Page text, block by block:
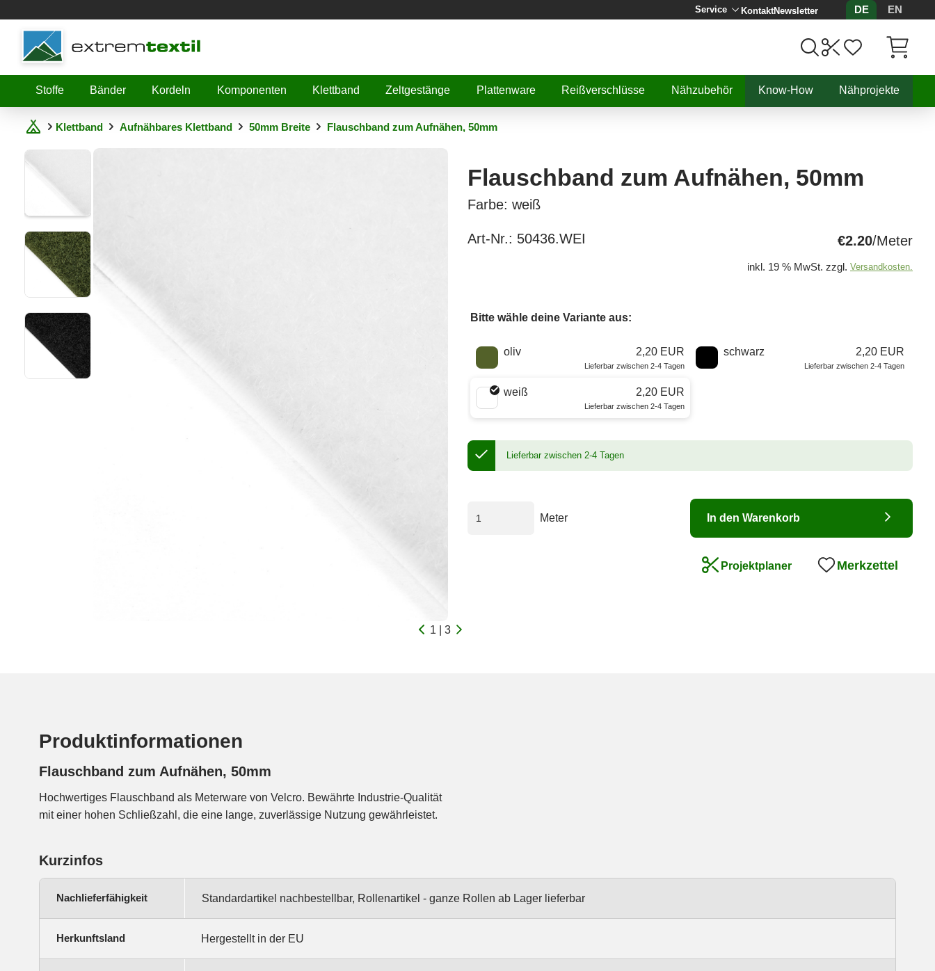
Service KontaktNewsletter DE
EN
Shopware
Stoffe
Bänder Kordeln Komponenten Klettband Zeltgestänge Plattenware Reißverschlüsse Nähzubehör Know-How Nähprojekte
Klettband Aufnähbares Klettband 50mm Breite Flauschband zum Aufnähen, 50mm
1 | 3
Flauschband zum Aufnähen, 50mm
Farbe: weiß
Art-Nr.: 50436.WEI €2.20/Meter
inkl. 19 % MwSt. zzgl. Versandkosten.
Bitte wähle deine Variante aus:
Wähle eine Farbe
oliv 2,20 EUR
Lieferbar zwischen 2-4 Tagen
schwarz 2,20 EUR
Lieferbar zwischen 2-4 Tagen
weiß 2,20 EUR
Lieferbar zwischen 2-4 Tagen
Lieferbar zwischen 2-4 Tagen
Meter In den Warenkorb
Projektplaner Merkzettel
Produktinformationen
Flauschband zum Aufnähen, 50mm
Hochwertiges Flauschband als Meterware von Velcro. Bewährte Industrie-Qualität
mit einer hohen Schließzahl, die eine lange, zuverlässige Nutzung gewährleistet.
Kurzinfos
Nachlieferfähigkeit Standardartikel nachbestellbar, Rollenartikel - ganze Rollen ab Lager lieferbar
Herkunftsland Hergestellt in der EU